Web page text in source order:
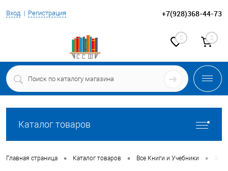
Вход Регистрация +7(928)368-44-73
0 0
Каталог товаров
Главная страница • Каталог товаров • Все Книги и Учебники •